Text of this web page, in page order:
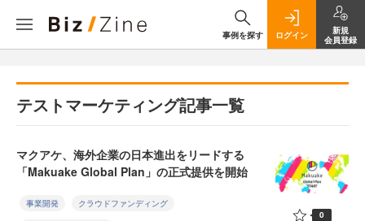
事例を探す ログイン
新規
会員登録
テストマーケティング記事一覧
マクアケ、海外企業の日本進出をリードする
「Makuake Global Plan」の正式提供を開始
事業開発 クラウドファンディング
0